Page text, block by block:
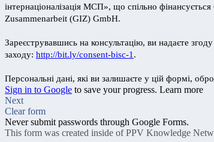
інтернаціоналізація МСП», що спільно
Zusammenarbeit (GIZ) GmbH.
Зареєструвавшись на консультацію, ви надаєте
заходу: http://bit.ly/consent-bisc-1 .
Персональні дані, які ви залишаєте у цій формі,
Sign in to Google to save your progress. Learn more
Next
Clear form
Never submit passwords through Google Forms.
This form was created inside of PPV Knowledge